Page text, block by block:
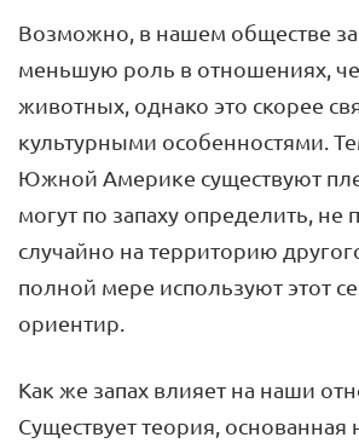
Возможно, в нашем обществе
меньшую роль в отношениях,
животных, однако это скорее
культурными особенностями.
Южной Америке существуют
могут по запаху определить,
случайно на территорию
полной мере используют этот
ориентир.
Как же запах влияет на наши
Существует теория, основанная